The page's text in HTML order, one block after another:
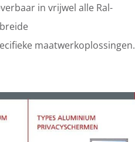
in vrijwel alle Ral-
maatwerkoplossingen.